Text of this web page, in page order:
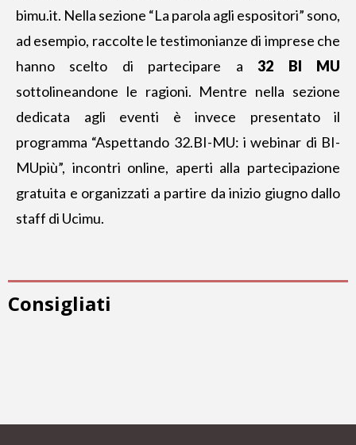
bimu.it. Nella sezione “La parola agli espositori” sono,
ad esempio, raccolte le testimonianze di imprese che
hanno scelto di partecipare a32 BI MU
sottolineandone le ragioni. Mentre nella sezione
dedicata agli eventi è invece presentato il
programma “Aspettando 32.BI-MU: i webinar di BI-
MUpiù”, incontri online, aperti alla partecipazione
gratuita e organizzati a partire da inizio giugno dallo
staff di Ucimu.
Consigliati